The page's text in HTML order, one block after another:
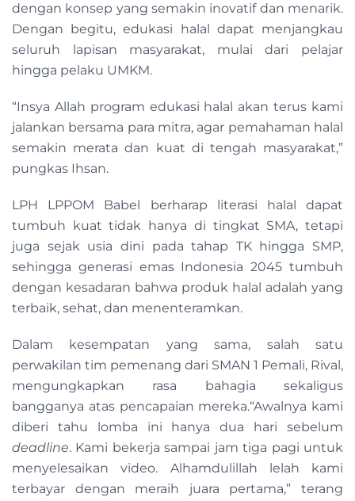
dengan konsep yang semakin inovatif dan menarik.
Dengan begitu, edukasi halal dapat menjangkau
seluruh lapisan masyarakat, mulai dari pelajar
hingga pelaku UMKM.
“Insya Allah program edukasi halal akan terus kami
jalankan bersama para mitra, agar pemahaman halal
semakin merata dan kuat di tengah masyarakat,”
pungkas Ihsan.
LPH LPPOM Babel berharap literasi halal dapat
tumbuh kuat tidak hanya di tingkat SMA, tetapi
juga sejak usia dini pada tahap TK hingga SMP,
sehingga generasi emas Indonesia 2045 tumbuh
dengan kesadaran bahwa produk halal adalah yang
terbaik, sehat, dan menenteramkan.
Dalam kesempatan yang sama, salah satu
perwakilan tim pemenang dari SMAN 1 Pemali, Rival,
mengungkapkan rasa bahagia sekaligus
bangganya atas pencapaian mereka.“Awalnya kami
diberi tahu lomba ini hanya dua hari sebelum
deadline. Kami bekerja sampai jam tiga pagi untuk
menyelesaikan video. Alhamdulillah lelah kami
terbayar dengan meraih juara pertama,” terang